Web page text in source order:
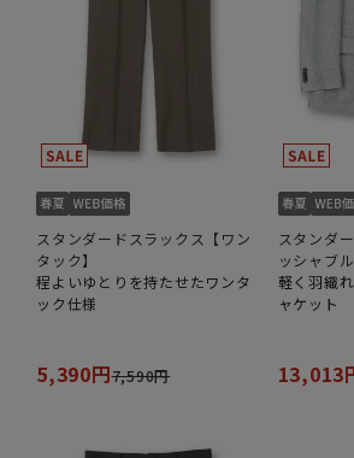
スタンダードスラックス【ワン
タック】
程よいゆとりを持たせたワンタ
ック仕様
5,390円7,590円
スタンダ
ッシャブル
軽く羽織
ャケット
13,013